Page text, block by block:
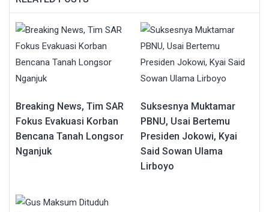
Breaking News, Tim SAR
Fokus Evakuasi Korban
Bencana Tanah Longsor
Nganjuk
Suksesnya Muktamar
PBNU, Usai Bertemu
Presiden Jokowi, Kyai
Said Sowan Ulama
Lirboyo